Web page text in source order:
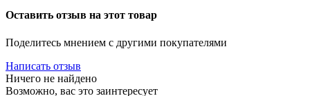
Оставить отзыв на этот товар
Поделитесь мнением с другими покупателями
Написать отзыв
Ничего не найдено
Возможно, вас это заинтересует